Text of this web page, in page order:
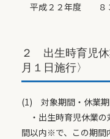
平成２２年度
２ 出生時育児休
月１日施行〉
(1) 対象期間・休業期
・出生時育児休業の
間以内※で、この期間